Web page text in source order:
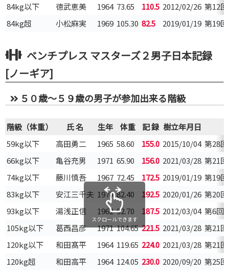
84kg以下
徳武恵美 1964 73.65 110.5 2012/02/26 第12
84kg超
小松麻実 1969 105.30 82.5 2019/01/19 第19
ベンチプレス マスターズ２男子日本記録
[ノーギア]
５０歳～５９歳の男子が参加出来る階級
階級（体重） 氏 名 生年 体重 記 録 樹立年月日
59kg以下
高田勇二 1965 58.60 155.0 2015/10/04 第28
66kg以下
亀谷充男 1971 65.90 156.0 2021/03/28 第21
74kg以下
藤川慎吾 1967 72.45 172.5 2019/01/19 第19
83kg以下
安江三千夫 1970 82.40 192.5 2020/01/26 第20
93kg以下
湯浅正信 1962 92.70 187.5 2012/03/04 第6回
105kg以下
葛西昌彦 1971 104.65 221.5 2021/03/28 第21
120kg以下
和田髙平 1964 119.65 224.0 2021/03/28 第21
120kg超
和田高平 1964 124.05 230.0 2020/09/20 第25
スクロールできます